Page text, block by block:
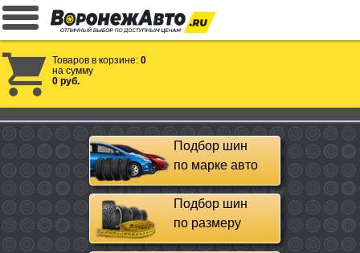
Товаров в корзине: 0
на сумму
0 руб.
Подбор шин
по марке авто
Подбор шин
по размеру